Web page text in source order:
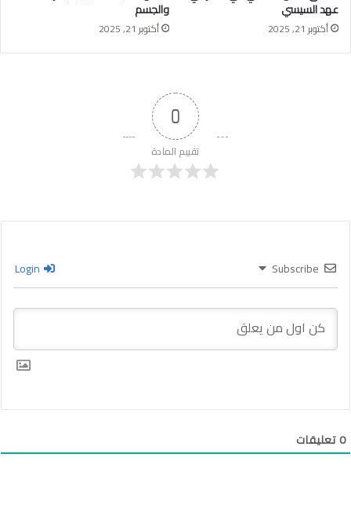
عهد السيسي
أكتوبر 21, 2025
والجسم
أكتوبر 21, 2025
0
تقييم المادة
Subscribe
0تعليقات